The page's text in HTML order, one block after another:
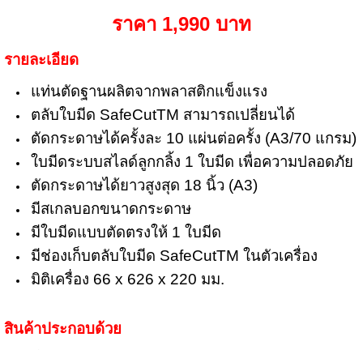
ราคา 1,990 บาท
รายละเอียด
แท่นตัดฐานผลิตจากพลาสติกแข็งแรง
ตลับใบมีด SafeCutTM สามารถเปลี่ยนได้
ตัดกระดาษได้ครั้งละ 10 แผ่นต่อครั้ง (A3/70 แกรม)
ใบมีดระบบสไลด์ลูกกลิ้ง 1 ใบมีด เพื่อความปลอดภัย
ตัดกระดาษได้ยาวสูงสุด 18 นิ้ว (A3)
มีสเกลบอกขนาดกระดาษ
มีใบมีดแบบตัดตรงให้ 1 ใบมีด
มีช่องเก็บตลับใบมีด SafeCutTM ในตัวเครื่อง
มิติเครื่อง 66 x 626 x 220 มม.
สินค้าประกอบด้วย